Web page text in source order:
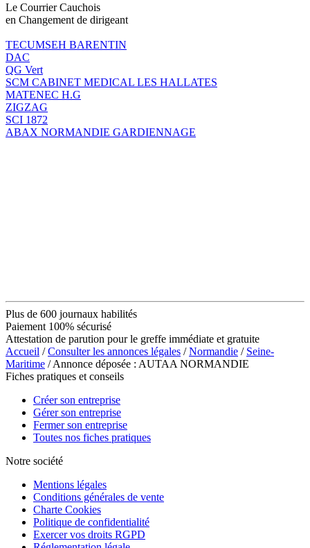
Le Courrier Cauchois
en Changement de dirigeant
TECUMSEH BARENTIN
DAC
QG Vert
SCM CABINET MEDICAL LES HALLATES
MATENEC H.G
ZIGZAG
SCI 1872
ABAX NORMANDIE GARDIENNAGE
Plus de 600 journaux habilités
Paiement 100% sécurisé
Attestation de parution pour le greffe immédiate et gratuite
Accueil /Consulter les annonces légales /Normandie / Seine-
Maritime / Annonce déposée : AUTAA NORMANDIE
Fiches pratiques et conseils
Créer son entreprise
Gérer son entreprise
Fermer son entreprise
Toutes nos fiches pratiques
Notre société
Mentions légales
Conditions générales de vente
Charte Cookies
Politique de confidentialité
Exercer vos droits RGPD